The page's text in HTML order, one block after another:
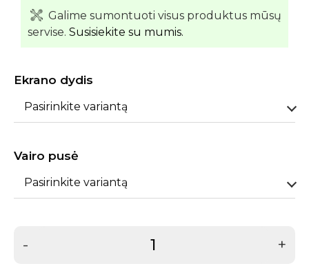
Galime sumontuoti visus produktus mūsų
servise. Susisiekite su mumis.
Ekrano dydis
Pasirinkite variantą
Vairo pusė
Pasirinkite variantą
- +